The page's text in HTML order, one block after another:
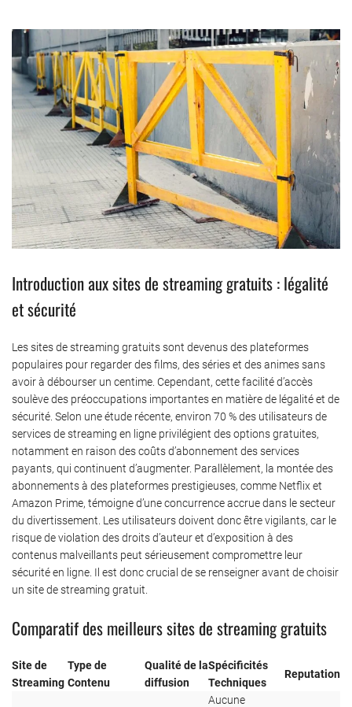
Introduction aux sites de streaming gratuits : légalité
et sécurité
Les sites de streaming gratuits sont devenus des plateformes
populaires pour regarder des films, des séries et des animes sans
avoir à débourser un centime. Cependant, cette facilité d’accès
soulève des préoccupations importantes en matière de légalité et de
sécurité. Selon une étude récente, environ 70 % des utilisateurs de
services de streaming en ligne privilégient des options gratuites,
notamment en raison des coûts d’abonnement des services
payants, qui continuent d’augmenter. Parallèlement, la montée des
abonnements à des plateformes prestigieuses, comme Netflix et
Amazon Prime, témoigne d’une concurrence accrue dans le secteur
du divertissement. Les utilisateurs doivent donc être vigilants, car le
risque de violation des droits d’auteur et d’exposition à des
contenus malveillants peut sérieusement compromettre leur
sécurité en ligne. Il est donc crucial de se renseigner avant de choisir
un site de streaming gratuit.
Comparatif des meilleurs sites de streaming gratuits
Site de
Streaming
Type de
Contenu
Qualité de la
diffusion
Spécificités
Techniques
Reputation
Aucune